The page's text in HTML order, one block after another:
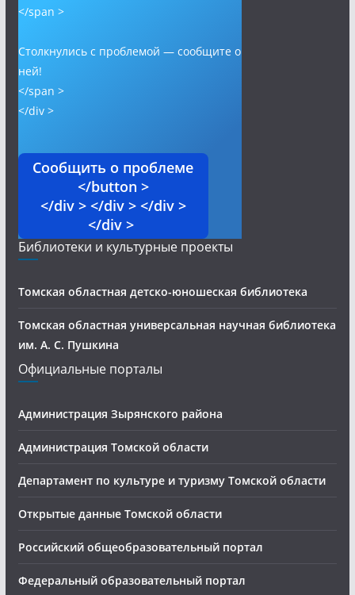
</span >
Столкнулись с проблемой — сообщите о
ней!
</span >
</div >
Сообщить о проблеме
</button >
</div > </div > </div >
</div >
Библиотеки и культурные проекты
Томская областная детско-юношеская библиотека
Томская областная универсальная научная библиотека
им. А. С. Пушкина
Официальные порталы
Администрация Зырянского района
Администрация Томской области
Департамент по культуре и туризму Томской области
Открытые данные Томской области
Российский общеобразовательный портал
Федеральный образовательный портал